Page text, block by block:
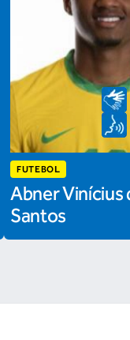
FUTEBOL
Abner Vinícius
Santos